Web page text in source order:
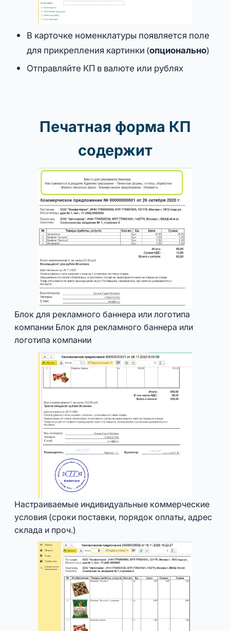
В карточке номенклатуры появляется поле
для прикрепления картинки (опционально)
Отправляйте КП в валюте или рублях
Печатная форма КП
содержит
Блок для рекламного баннера или логотипа
компании Блок для рекламного баннера или
логотипа компании
Настраиваемые индивидуальные коммерческие
условия (сроки поставки, порядок оплаты, адрес
склада и проч.)